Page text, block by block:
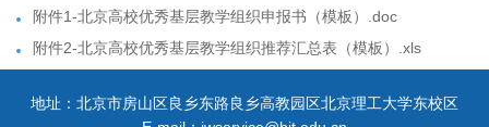
附件1-北京高校优秀基层教学组织申报书（模板）.doc
附件2-北京高校优秀基层教学组织推荐汇总表（模板）.xls
地址：北京市房山区良乡东路良乡高教园区北京理工大学东校区